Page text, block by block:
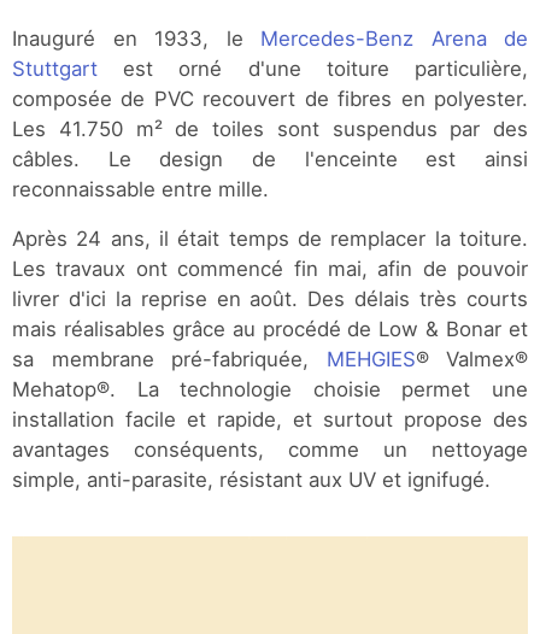
Inauguré en 1933, le Mercedes-Benz Arena de
Stuttgart est orné d'une toiture particulière,
composée de PVC recouvert de fibres en polyester.
Les 41.750 m² de toiles sont suspendus par des
câbles. Le design de l'enceinte est ainsi
reconnaissable entre mille.
Après 24 ans, il était temps de remplacer la toiture.
Les travaux ont commencé fin mai, afin de pouvoir
livrer d'ici la reprise en août. Des délais très courts
mais réalisables grâce au procédé de Low & Bonar et
sa membrane pré-fabriquée, MEHGIES® Valmex®
Mehatop®. La technologie choisie permet une
installation facile et rapide, et surtout propose des
avantages conséquents, comme un nettoyage
simple, anti-parasite, résistant aux UV et ignifugé.